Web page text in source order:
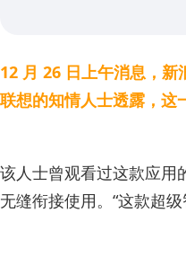
12 月 26 日上午消息，新
联想的知情人士透露，这
该人士曾观看过这款应用
无缝衔接使用。“这款超